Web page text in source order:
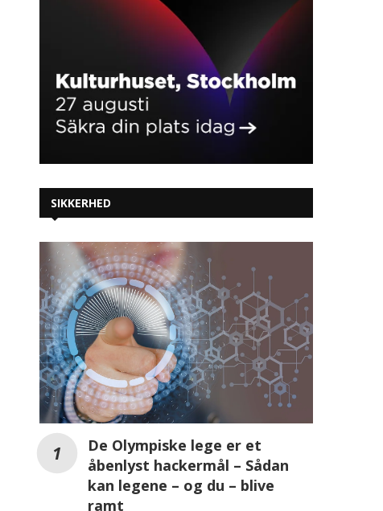
SIKKERHED
De Olympiske lege er et
åbenlyst hackermål – Sådan
kan legene – og du – blive
ramt